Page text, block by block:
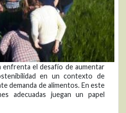
enfrenta el desafío de aumentar
en un contexto de
demanda de alimentos. En este
adecuadas juegan un papel